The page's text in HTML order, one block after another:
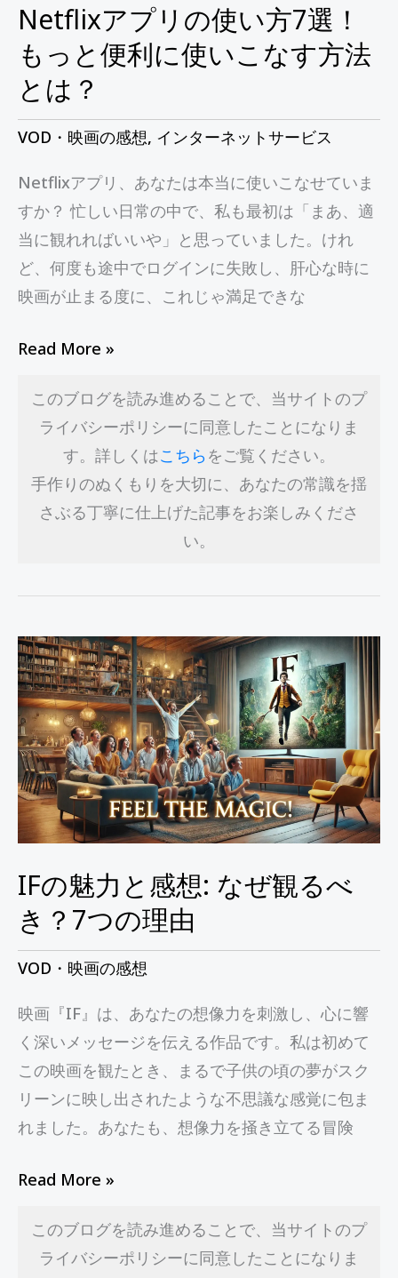
Netflixアプリの使い方7選！
もっと便利に使いこなす方法
とは？
VOD・映画の感想, インターネットサービス
Netflixアプリ、あなたは本当に使いこなせていま
すか？ 忙しい日常の中で、私も最初は「まあ、適
当に観れればいいや」と思っていました。けれ
ど、何度も途中でログインに失敗し、肝心な時に
映画が止まる度に、これじゃ満足できな
7
選！
も
っ
と
利
に
使
い
こ
す
Read More »
このブログを読み進めることで、当サイトのプ
ライバシーポリシーに同意したことになりま
す。詳しくはこちら をご覧ください。
手作りのぬくもりを大切に、あなたの常識を揺
さぶる丁寧に仕上げた記事をお楽しみくださ
い。
IFの魅力と感想: なぜ観るべ
き？7つの理由
VOD・映画の感想
映画『IF』は、あなたの想像力を刺激し、心に響
く深いメッセージを伝える作品です。私は初めて
この映画を観たとき、まるで子供の頃の夢がスク
リーンに映し出されたような不思議な感覚に包ま
れました。あなたも、想像力を掻き立てる冒険
IF
の
魅
力
と
感
想:
な
ぜ
観
る
べ
7
つ
の
理
由
Read More »
このブログを読み進めることで、当サイトのプ
ライバシーポリシーに同意したことになりま